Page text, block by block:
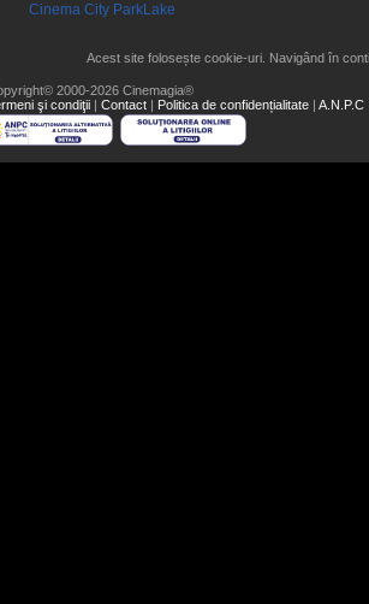
Cinema City ParkLake
Acest site folosește cookie-uri. Navigând în
2000-2026 Cinemagia®
şi condiţii | Contact | Politica de confidențialitate | A.N.P.C